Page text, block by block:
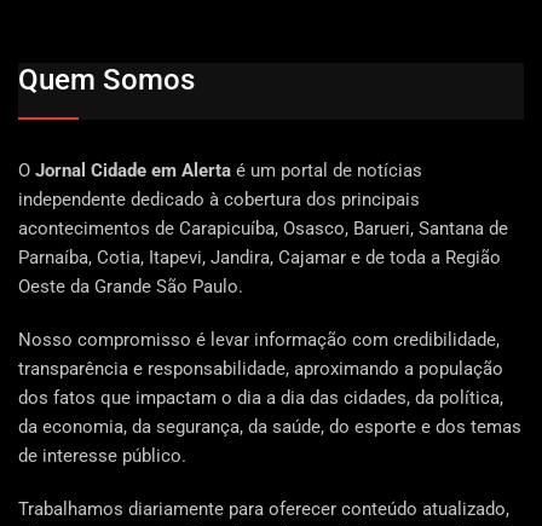
Quem Somos
O Jornal Cidade em Alerta é um portal de notícias
independente dedicado à cobertura dos principais
acontecimentos de Carapicuíba, Osasco, Barueri, Santana de
Parnaíba, Cotia, Itapevi, Jandira, Cajamar e de toda a Região
Oeste da Grande São Paulo.
Nosso compromisso é levar informação com credibilidade,
transparência e responsabilidade, aproximando a população
dos fatos que impactam o dia a dia das cidades, da política,
da economia, da segurança, da saúde, do esporte e dos temas
de interesse público.
Trabalhamos diariamente para oferecer conteúdo atualizado,